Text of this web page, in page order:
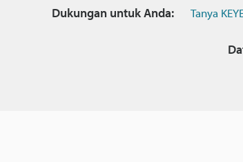
Dukungan untuk Anda: Tanya